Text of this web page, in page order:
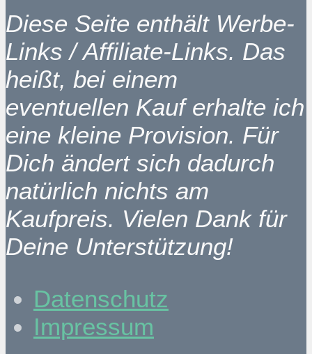
Diese Seite enthält Werbe-
Links / Affiliate-Links. Das
heißt, bei einem
eventuellen Kauf erhalte ich
eine kleine Provision. Für
Dich ändert sich dadurch
natürlich nichts am
Kaufpreis. Vielen Dank für
Deine Unterstützung!
Datenschutz
Impressum